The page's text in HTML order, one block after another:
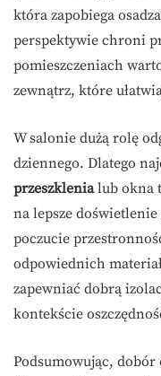
która zapobiega
perspektywie chroni
pomieszczeniach
zewnątrz, które
W salonie dużą rolę
dziennego. Dlatego
przeszklenialub okna
na lepsze
poczucie
odpowiednich
zapewniać dobrą
kontekście
Podsumowując,